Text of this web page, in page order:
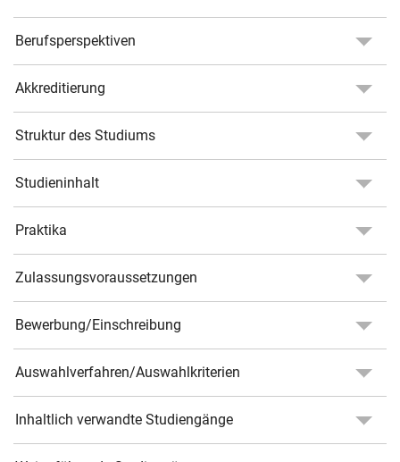
Berufsperspektiven
Akkreditierung
Struktur des Studiums
Studieninhalt
Praktika
Zulassungsvoraussetzungen
Bewerbung/Einschreibung
Auswahlverfahren/Auswahlkriterien
Inhaltlich verwandte Studiengänge